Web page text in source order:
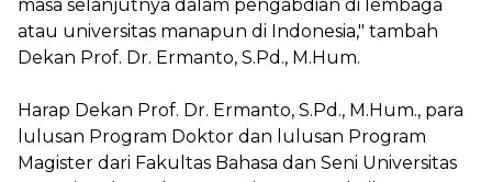
masa selanjutnya dalam pengabdian di lembaga
atau universitas manapun di Indonesia," tambah
Dekan Prof. Dr. Ermanto, S.Pd., M.Hum.
Harap Dekan Prof. Dr. Ermanto, S.Pd., M.Hum., para
lulusan Program Doktor dan lulusan Program
Magister dari Fakultas Bahasa dan Seni Universitas